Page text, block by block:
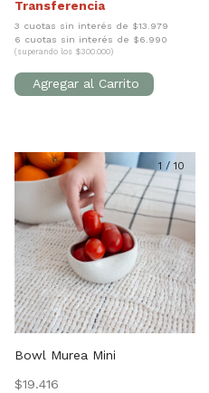
3 cuotas sin interés de $13.979
6 cuotas sin interés de $6.990
(superando los $300.000)
1 /10
Bowl Murea Mini
$19.416